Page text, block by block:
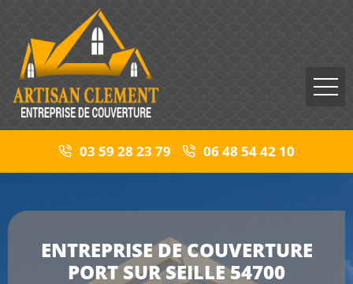
03 59 28 23 79 06 48 54 42 10
ENTREPRISE DE COUVERTURE
PORT SUR SEILLE 54700